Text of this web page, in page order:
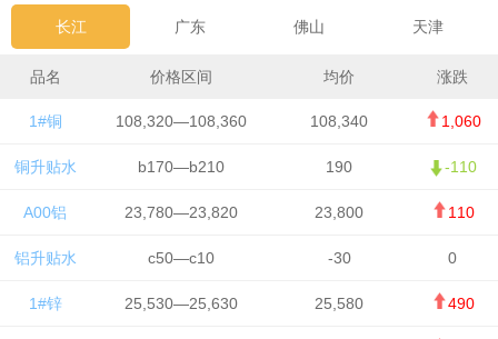
长江 广东 佛山 天津
品名 价格区间 均价 涨跌
1#铜 108,320—108,360 108,340 1,060
铜升贴水 b170—b210 190 -110
A00铝 23,780—23,820 23,800 110
铝升贴水 c50—c10 -30 0
1#锌 25,530—25,630 25,580 490